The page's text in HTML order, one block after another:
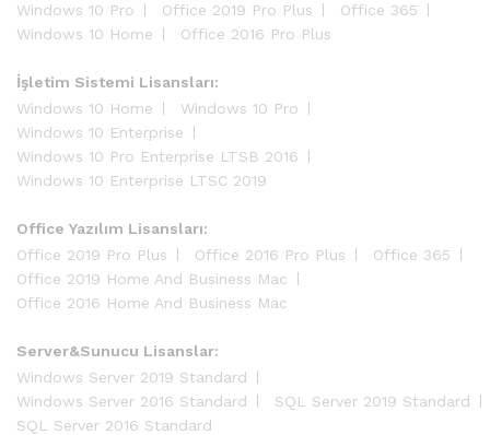
Windows 10 Pro
Office 2019 Pro Plus
Office 365
Windows 10 Home
Office 2016 Pro Plus
İşletim Sistemi Lisansları:
Windows 10 Home
Windows 10 Pro
Windows 10 Enterprise
Windows 10 Pro Enterprise LTSB 2016
Windows 10 Enterprise LTSC 2019
Office Yazılım Lisansları:
Office 2019 Pro Plus
Office 2016 Pro Plus
Office 365
Office 2019 Home And Business Mac
Office 2016 Home And Business Mac
Server&Sunucu Lisanslar:
Windows Server 2019 Standard
Windows Server 2016 Standard
SQL Server 2019 Standard
SQL Server 2016 Standard